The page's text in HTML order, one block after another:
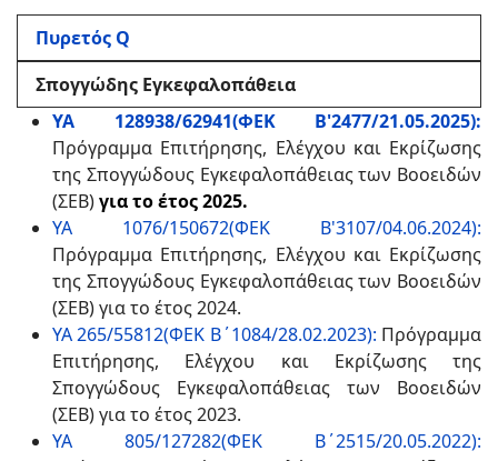
Πυρετός Q
Σπογγώδης Εγκεφαλοπάθεια
ΥΑ 128938/62941(ΦΕΚ Β'2477/21.05.2025):
Πρόγραμμα Επιτήρησης, Ελέγχου και Εκρίζωσης
της Σπογγώδους Εγκεφαλοπάθειας των Βοοειδών
(ΣΕΒ)για το έτος 2025.
ΥΑ 1076/150672(ΦΕΚ Β'3107/04.06.2024):
Πρόγραμμα Επιτήρησης, Ελέγχου και Εκρίζωσης
της Σπογγώδους Εγκεφαλοπάθειας των Βοοειδών
(ΣΕΒ) για το έτος 2024.
ΥΑ 265/55812(ΦΕΚ Β΄1084/28.02.2023): Πρόγραμμα
Επιτήρησης, Ελέγχου και Εκρίζωσης της
Σπογγώδους Εγκεφαλοπάθειας των Βοοειδών
(ΣΕΒ) για το έτος 2023.
ΥΑ 805/127282(ΦΕΚ Β΄2515/20.05.2022):